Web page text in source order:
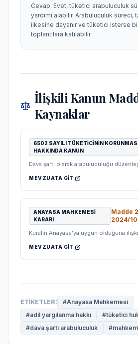
Cevap: Evet, tüketici arabuluculuk
yardımı alabilir. Arabuluculuk süreci,
ilkesine dayanır ve tüketici isterse
toplantılara katılabilir.
İlişkili Kanun
Kaynaklar
6502 SAYILI TÜKETICININ
HAKKINDA KANUN
Dava şartı olarak arabuluculuğu
MEVZUATA GIT
ANAYASA MAHKEMESI
KARARI
Madde
2024/
Kuralın Anayasa'ya uygun olduğuna
MEVZUATA GIT
ETIKETLER: #Anayasa Mahkemesi
#adil yargılanma hakkı #tüketici
#dava şartı arabuluculuk #